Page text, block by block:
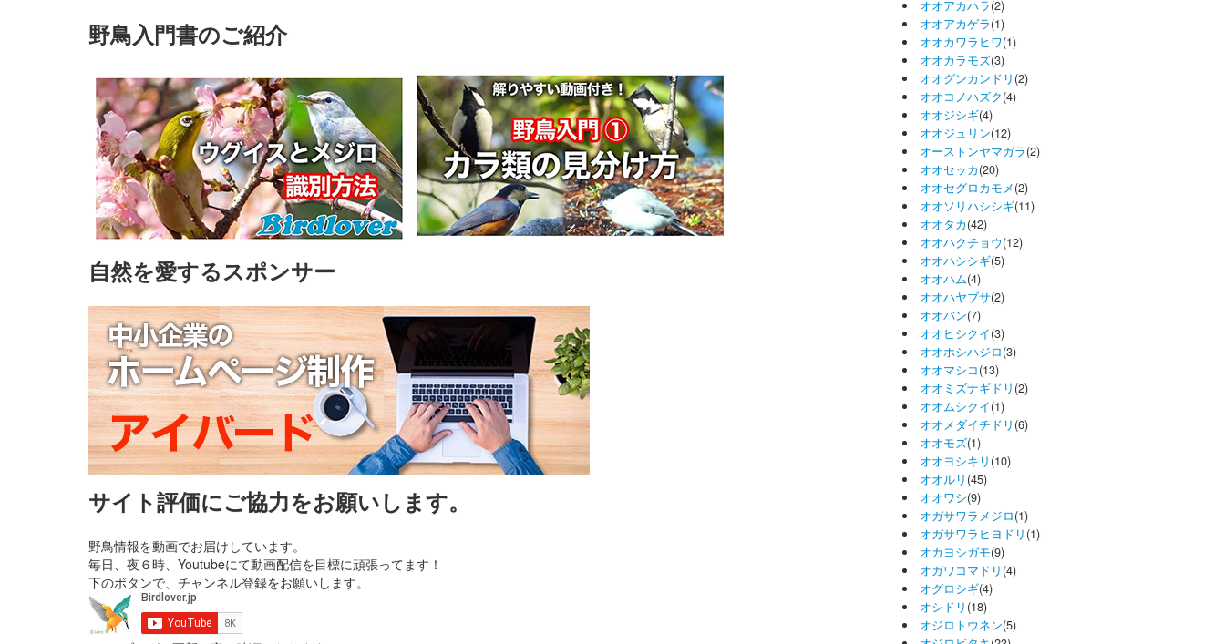
野鳥入門書のご紹介
自然を愛するスポンサー
サイト評価にご協力をお願いします。
野鳥情報を動画でお届けしています。
毎日、夜６時、Youtubeにて動画配信を目標に頑張ってます！
下のボタンで、チャンネル登録をお願いします。
オオアカハラ(2)
オオアカゲラ(1)
オオカワラヒワ(1)
オオカラモズ(3)
オオグンカンドリ (2)
オオコノハズク(4)
オオジシギ(4)
オオジュリン(12)
オーストンヤマガラ(2)
オオセッカ(20)
オオセグロカモメ(2)
オオソリハシシギ(11)
オオタカ(42)
オオハクチョウ(12)
オオハシシギ(5)
オオハム(4)
オオハヤブサ(2)
オオバン(7)
オオヒシクイ(3)
オオホシハジロ(3)
オオマシコ(13)
オオミズナギドリ (2)
オオムシクイ(1)
オオメダイチドリ (6)
オオモズ(1)
オオヨシキリ (10)
オオルリ (45)
オオワシ(9)
オガサワラメジロ(1)
オガサワラヒヨドリ (1)
オカヨシガモ(9)
オガワコマドリ (4)
オグロシギ(4)
オシドリ (18)
オジロトウネン(5)